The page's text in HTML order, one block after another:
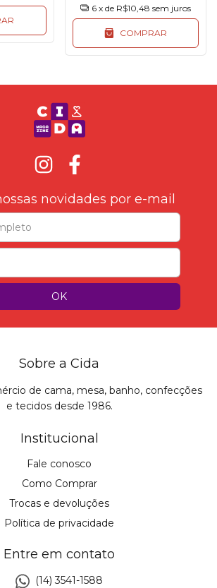
6 x de R$10,48 sem juros
COMPRAR
novidades por e-mail
Sobre a Cida
de cama, mesa, banho, confecções
e tecidos desde 1986.
Institucional
Fale conosco
Como Comprar
Trocas e devoluções
Política de privacidade
Entre em contato
(14) 3541-1588